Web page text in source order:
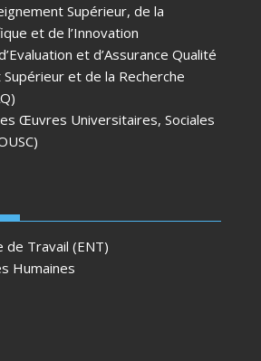
Supérieur, de la
et de l’Innovation
et d’Assurance Qualité
Supérieur et de la Recherche
Œuvres Universitaires, Sociales
de Travail (ENT)
Humaines